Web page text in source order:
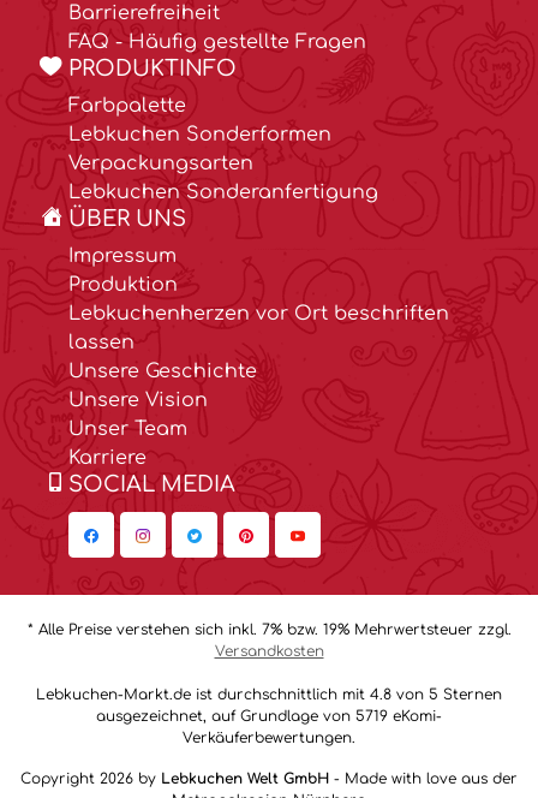
Barrierefreiheit
FAQ - Häufig gestellte Fragen
PRODUKTINFO
Farbpalette
Lebkuchen Sonderformen
Verpackungsarten
Lebkuchen Sonderanfertigung
ÜBER UNS
Impressum
Produktion
Lebkuchenherzen vor Ort beschriften
lassen
Unsere Geschichte
Unsere Vision
Unser Team
Karriere
SOCIAL MEDIA
* Alle Preise verstehen sich inkl. 7% bzw. 19% Mehrwertsteuer zzgl.
Versandkosten
Lebkuchen-Markt.de ist durchschnittlich mit 4.8 von 5 Sternen
ausgezeichnet, auf Grundlage von 5719 eKomi-
Verkäuferbewertungen.
Copyright 2026 by Lebkuchen Welt GmbH - Made with love aus der